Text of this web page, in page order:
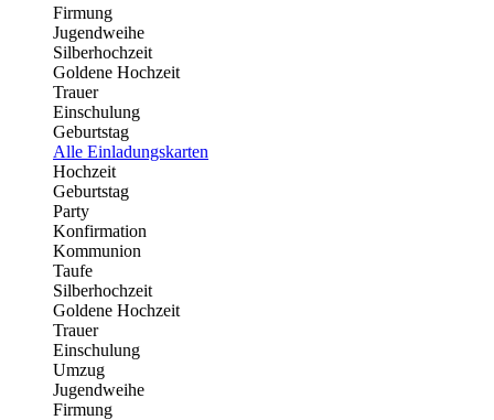
Firmung
Jugendweihe
Silberhochzeit
Goldene Hochzeit
Trauer
Einschulung
Geburtstag
Alle Einladungskarten
Hochzeit
Geburtstag
Party
Konfirmation
Kommunion
Taufe
Silberhochzeit
Goldene Hochzeit
Trauer
Einschulung
Umzug
Jugendweihe
Firmung